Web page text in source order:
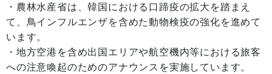
・農林水産省は、韓国における口蹄疫の拡大を踏まえ
て、鳥インフルエンザを含めた動物検疫の強化を進めて
います。
・地方空港を含め出国エリアや航空機内等における旅客
への注意喚起のためのアナウンスを実施しています。